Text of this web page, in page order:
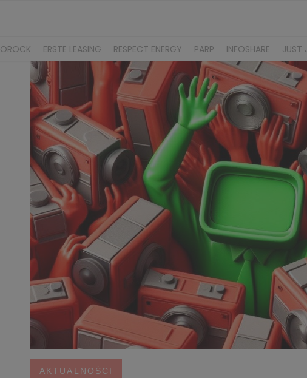
ERSTE LEASING RESPECT ENERGY PARP INFOSHARE JUST
AKTUALNOŚCI